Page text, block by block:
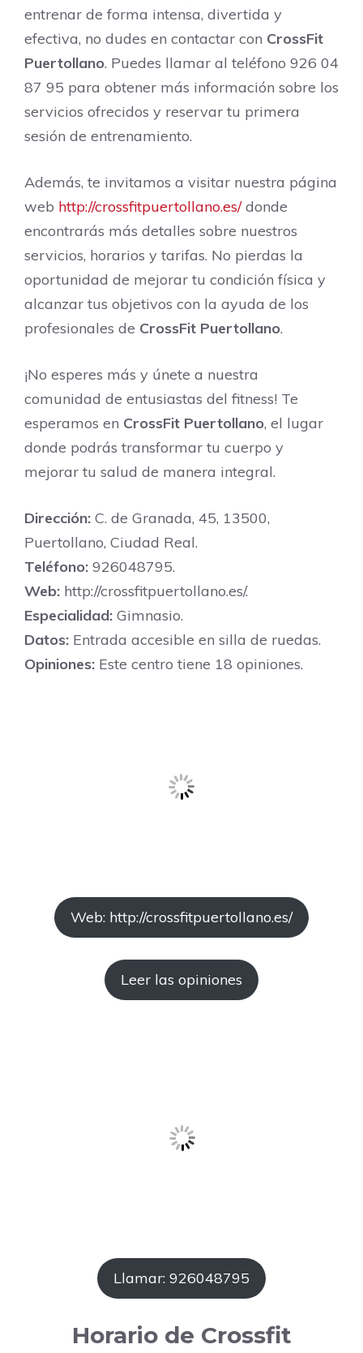
entrenar de forma intensa, divertida y
efectiva, no dudes en contactar con CrossFit
Puertollano. Puedes llamar al teléfono 926 04
87 95 para obtener más información sobre los
servicios ofrecidos y reservar tu primera
sesión de entrenamiento.
Además, te invitamos a visitar nuestra página
web http://crossfitpuertollano.es/donde
encontrarás más detalles sobre nuestros
servicios, horarios y tarifas. No pierdas la
oportunidad de mejorar tu condición física y
alcanzar tus objetivos con la ayuda de los
profesionales de CrossFit Puertollano.
¡No esperes más y únete a nuestra
comunidad de entusiastas del fitness! Te
esperamos en CrossFit Puertollano, el lugar
donde podrás transformar tu cuerpo y
mejorar tu salud de manera integral.
Dirección: C. de Granada, 45, 13500,
Puertollano, Ciudad Real.
Teléfono: 926048795.
Web: http://crossfitpuertollano.es/.
Especialidad: Gimnasio.
Datos: Entrada accesible en silla de ruedas.
Opiniones: Este centro tiene 18 opiniones.
Web: http://crossfitpuertollano.es/
Leer las opiniones
Llamar: 926048795
Horario de Crossfit